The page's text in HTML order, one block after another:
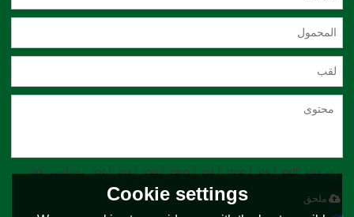
يدعم فقط .rar / .zip / .jpg / .png / .gif / .doc / .xls / .pdf ، بحد أقصى 20
ملحق Cookie settings